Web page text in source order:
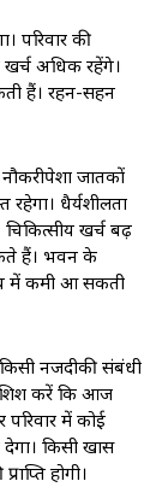
परिवार की
अधिक रहेंगे।
हैं। रहन-सहन
जातकों
धैर्यशीलता
खर्च बढ़
हैं। भवन के
में कमी आ सकती
नजदीकी संबंधी
करें कि आज
में कोई
किसी खास
होगी।